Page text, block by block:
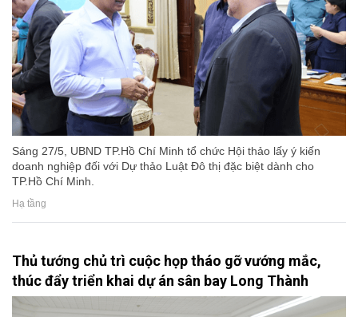
Sáng 27/5, UBND TP.Hồ Chí Minh tổ chức Hội thảo lấy ý kiến
doanh nghiệp đối với Dự thảo Luật Đô thị đặc biệt dành cho
TP.Hồ Chí Minh.
Hạ tầng
Thủ tướng chủ trì cuộc họp tháo gỡ vướng mắc,
thúc đẩy triển khai dự án sân bay Long Thành